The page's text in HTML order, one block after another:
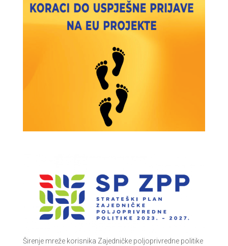
Širenje mreže korisnika Zajedničke poljoprivredne politike